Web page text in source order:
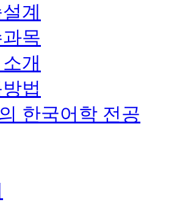
계
목
개
법
한국어학 전공